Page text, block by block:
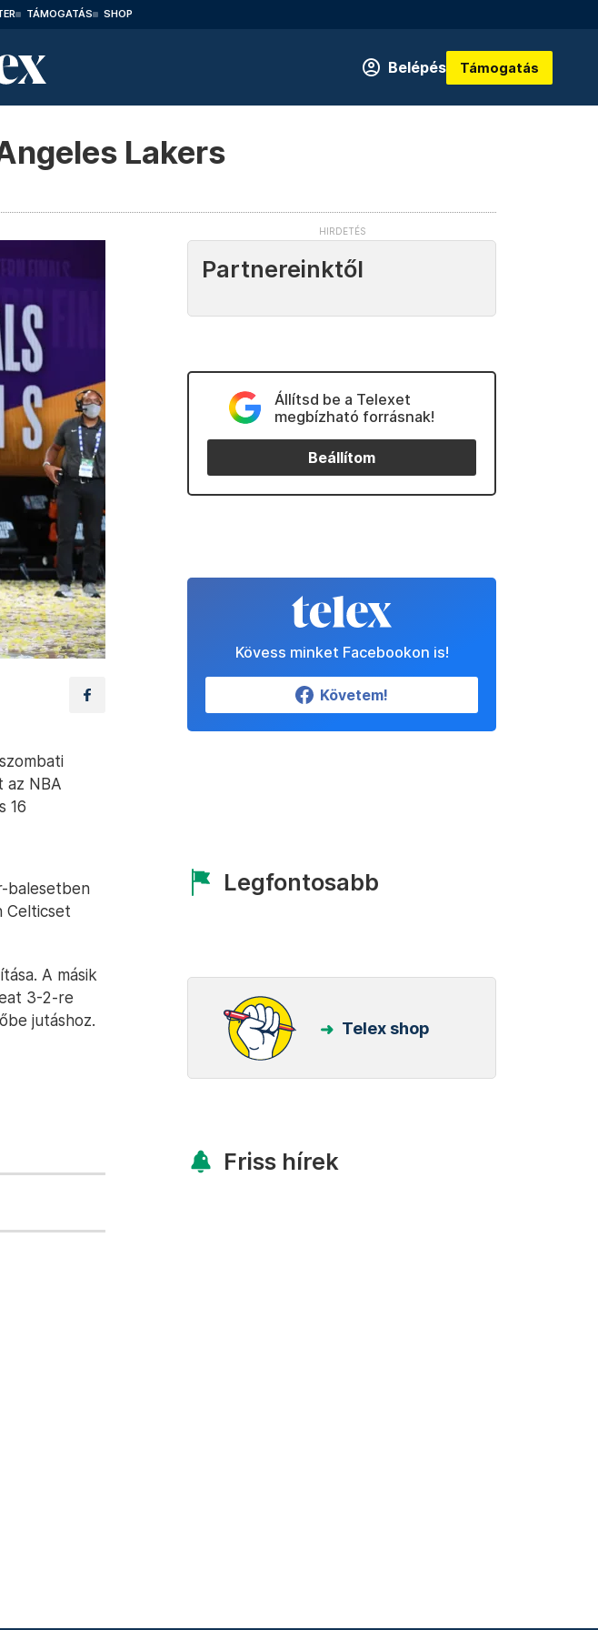
TÁMOGATÁS SHOP
Belépés Támogatás
Lakers
az NBA
16
balesetben
Celticset
A másik
3-2-re
jutáshoz.
Partnereinktől
Állítsd be a Telexet
megbízható forrásnak!
Beállítom
Kövess minket Facebookon is!
Követem!
Legfontosabb
Telex shop
Friss hírek